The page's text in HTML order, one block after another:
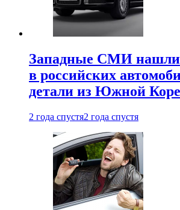
Западные СМИ нашли
в российских
детали из Южной
2 года спустя2 года спустя